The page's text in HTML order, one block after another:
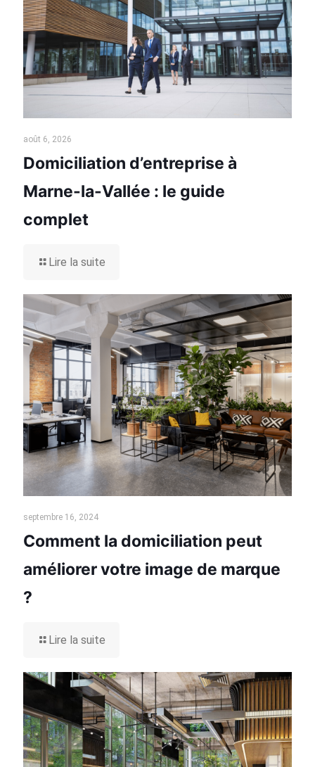
août 6, 2026
Domiciliation d’entreprise à
Marne-la-Vallée : le guide
complet
Lire la suite
septembre 16, 2024
Comment la domiciliation peut
améliorer votre image de marque
?
Lire la suite